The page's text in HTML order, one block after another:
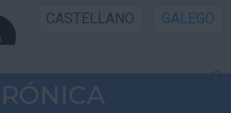
CASTELLANO GALEGO
SEDE